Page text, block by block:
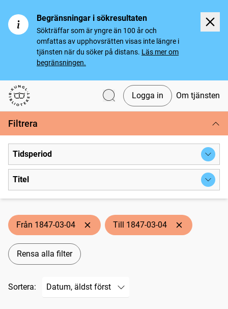
Begränsningar i sökresultaten
Sökträffar som är yngre än 100 år och
omfattas av upphovsrätten visas inte längre i
tjänsten när du söker på distans. Läs mer om
begränsningen.
Svenska tidningar
Logga in Om tjänsten
Filtrera
Tidsperiod
Titel
Från 1847-03-04 Till 1847-03-04
Rensa alla filter
Sortera: